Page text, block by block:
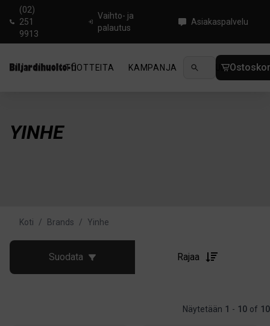
(02)
251
9913
Vaihto- ja
palautus
Asiakaspalvelu
TUOTTEITA KAMPANJA UUTUUDET
YINHE
Koti / Brands / Yinhe
Suodata Rajaa
Näytetään 1 - 10 of 10